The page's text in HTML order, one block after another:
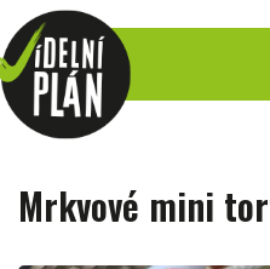
Mrkvové mini